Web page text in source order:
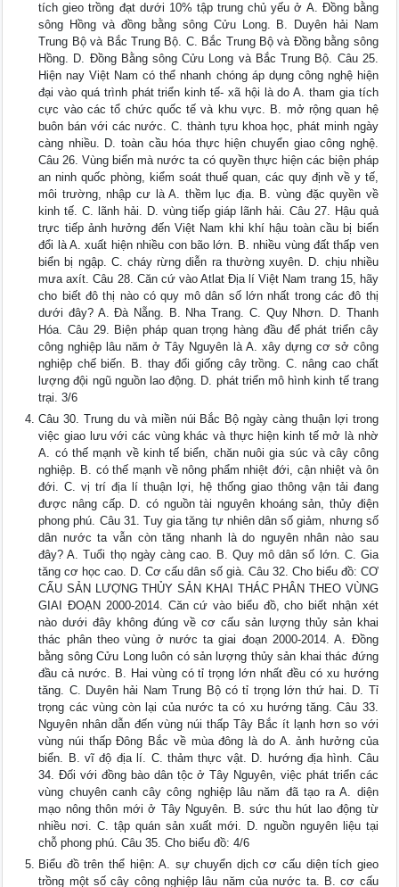
tích gieo trồng đạt dưới 10% tập trung chủ yếu ở A. Đồng bằng
sông Hồng và đồng bằng sông Cửu Long. B. Duyên hải Nam
Trung Bộ và Bắc Trung Bộ. C. Bắc Trung Bộ và Đồng bằng sông
Hồng. D. Đồng Bằng sông Cửu Long và Bắc Trung Bộ. Câu 25.
Hiện nay Việt Nam có thể nhanh chóng áp dụng công nghệ hiện
đại vào quá trình phát triển kinh tế- xã hội là do A. tham gia tích
cực vào các tổ chức quốc tế và khu vực. B. mở rộng quan hệ
buôn bán với các nước. C. thành tựu khoa học, phát minh ngày
càng nhiều. D. toàn cầu hóa thực hiện chuyển giao công nghệ.
Câu 26. Vùng biển mà nước ta có quyền thực hiện các biện pháp
an ninh quốc phòng, kiểm soát thuế quan, các quy định về y tế,
môi trường, nhập cư là A. thềm lục địa. B. vùng đặc quyền về
kinh tế. C. lãnh hải. D. vùng tiếp giáp lãnh hải. Câu 27. Hậu quả
trực tiếp ảnh hưởng đến Việt Nam khi khí hậu toàn cầu bị biến
đổi là A. xuất hiện nhiều con bão lớn. B. nhiều vùng đất thấp ven
biển bị ngập. C. cháy rừng diễn ra thường xuyên. D. chịu nhiều
mưa axít. Câu 28. Căn cứ vào Atlat Địa lí Việt Nam trang 15, hãy
cho biết đô thị nào có quy mô dân số lớn nhất trong các đô thị
dưới đây? A. Đà Nẵng. B. Nha Trang. C. Quy Nhơn. D. Thanh
Hóa. Câu 29. Biện pháp quan trọng hàng đầu để phát triển cây
công nghiệp lâu năm ở Tây Nguyên là A. xây dựng cơ sở công
nghiệp chế biến. B. thay đổi giống cây trồng. C. nâng cao chất
lượng đội ngũ nguồn lao động. D. phát triển mô hình kinh tế trang
trại. 3/6
Câu 30. Trung du và miền núi Bắc Bộ ngày càng thuận lợi trong
việc giao lưu với các vùng khác và thực hiện kinh tế mở là nhờ
A. có thế mạnh về kinh tế biển, chăn nuôi gia súc và cây công
nghiệp. B. có thế mạnh về nông phẩm nhiệt đới, cận nhiệt và ôn
đới. C. vị trí địa lí thuận lợi, hệ thống giao thông vận tải đang
được nâng cấp. D. có nguồn tài nguyên khoáng sản, thủy điện
phong phú. Câu 31. Tuy gia tăng tự nhiên dân số giảm, nhưng số
dân nước ta vẫn còn tăng nhanh là do nguyên nhân nào sau
đây? A. Tuổi thọ ngày càng cao. B. Quy mô dân số lớn. C. Gia
tăng cơ học cao. D. Cơ cấu dân số già. Câu 32. Cho biểu đồ: CƠ
CẤU SẢN LƯỢNG THỦY SẢN KHAI THÁC PHÂN THEO VÙNG
GIAI ĐOẠN 2000-2014. Căn cứ vào biểu đồ, cho biết nhận xét
nào dưới đây không đúng về cơ cấu sản lượng thủy sản khai
thác phân theo vùng ở nước ta giai đoạn 2000-2014. A. Đồng
bằng sông Cửu Long luôn có sản lượng thủy sản khai thác đứng
đầu cả nước. B. Hai vùng có tỉ trọng lớn nhất đều có xu hướng
tăng. C. Duyên hải Nam Trung Bộ có tỉ trọng lớn thứ hai. D. Tỉ
trọng các vùng còn lại của nước ta có xu hướng tăng. Câu 33.
Nguyên nhân dẫn đến vùng núi thấp Tây Bắc ít lạnh hơn so với
vùng núi thấp Đông Bắc về mùa đông là do A. ảnh hưởng của
biển. B. vĩ độ địa lí. C. thảm thực vật. D. hướng địa hình. Câu
34. Đối với đồng bào dân tộc ở Tây Nguyên, việc phát triển các
vùng chuyên canh cây công nghiệp lâu năm đã tạo ra A. diện
mạo nông thôn mới ở Tây Nguyên. B. sức thu hút lao động từ
nhiều nơi. C. tập quán sản xuất mới. D. nguồn nguyên liệu tại
chỗ phong phú. Câu 35. Cho biểu đồ: 4/6
Biểu đồ trên thể hiện: A. sự chuyển dịch cơ cấu diện tích gieo
trồng một số cây công nghiệp lâu năm của nước ta. B. cơ cấu